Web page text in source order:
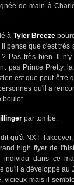
de main à
à Tyler Breeze
pense que c'est très
Pas très bien. Il
pas Prince Pretty,
est que peut-être
qu'il a
boulot.
par tombé.
dit qu'à NXT
high flyer de
individu dans ce
qu'il a développé au
vicieux mais il